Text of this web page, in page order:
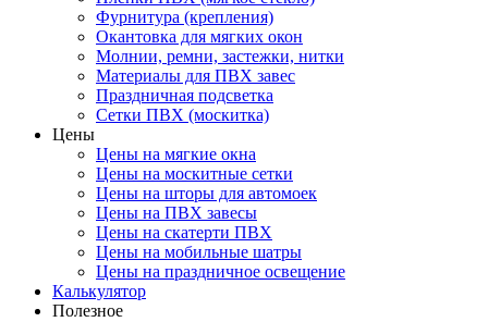
Фурнитура (крепления)
Окантовка для мягких окон
Молнии, ремни, застежки, нитки
Материалы для ПВХ завес
Праздничная подсветка
Сетки ПВХ (москитка)
Цены
Цены на мягкие окна
Цены на москитные сетки
Цены на шторы для автомоек
Цены на ПВХ завесы
Цены на скатерти ПВХ
Цены на мобильные шатры
Цены на праздничное освещение
Калькулятор
Полезное